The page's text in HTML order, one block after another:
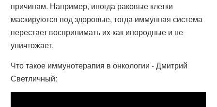
причинам. Например, иногда раковые клетки
маскируются под здоровые, тогда иммунная система
перестает воспринимать их как инородные и не
уничтожает.
Что такое иммунотерапия в онкологии - Дмитрий
Светличный: